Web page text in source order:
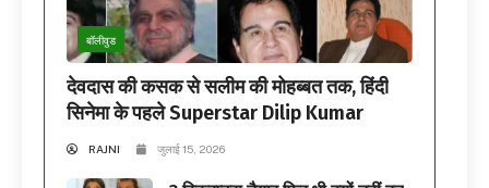
बॉलीवुड
देवदास की कसक से सलीम की मोहब्बत तक, हिंदी
सिनेमा के पहले Superstar Dilip Kumar
RAJNI जुलाई 15, 2026